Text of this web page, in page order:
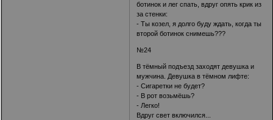
ботинок и лег спать, вдруг опять крик из
за стенки:
- Ты козел, я долго буду ждать, когда ты
второй ботинок снимешь???
№24
В тёмный подъезд заходят девушка и
мужчина. Девушка в тёмном лифте:
- Сигаретки не будет?
- В рот возьмёшь?
- Легко!
Вдруг свет включился...